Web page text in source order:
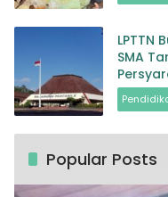
LPTTN
SMA
Popular Posts